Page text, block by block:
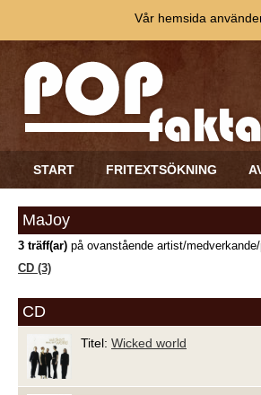
START FRITEXTSÖKNING
MaJoy
3 träff(ar) på ovanstående artist/
CD (3)
CD
Titel: Wicked world
Vår hemsida